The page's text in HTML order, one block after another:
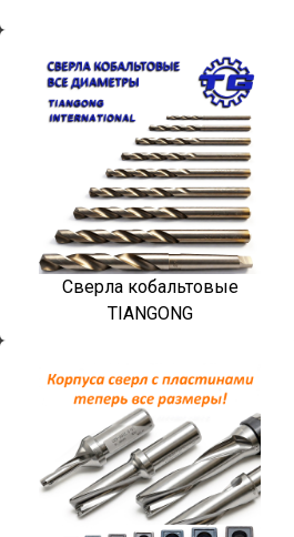
Сверла кобальтовые
TIANGONG